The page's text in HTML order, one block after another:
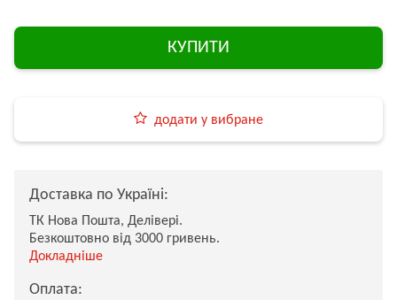
КУПИТИ
додати у вибране
Доставка по Україні:
ТК Нова Пошта, Делівері.
Безкоштовно від 3000 гривень.
Докладніше
Оплата: